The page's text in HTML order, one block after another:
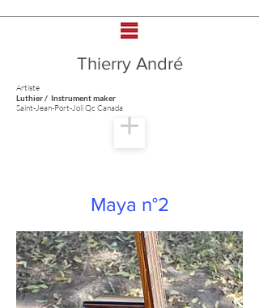
Thierry André
Artiste
Luthier / Instrument maker
Saint-Jean-Port-Joli Qc Canada
Maya n°2